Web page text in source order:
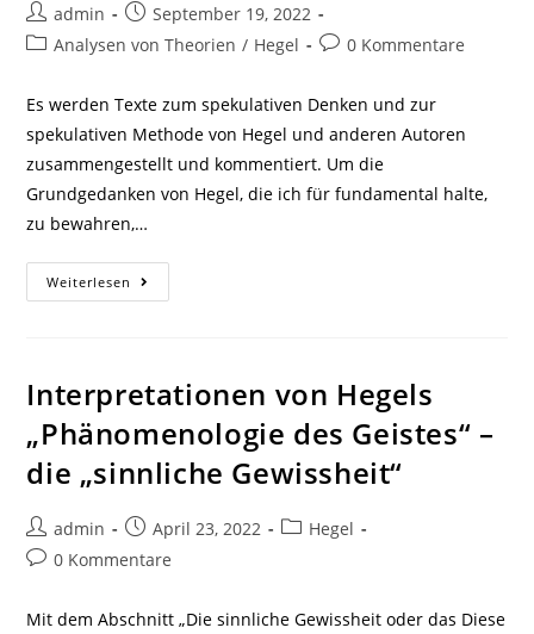
Beitrags-
Autor:
admin
Beitrag
veröffentlicht:
September 19, 2022
Beitrags-
Analysen von Theorien / Hegel
Beitrags-
0 Kommentare
Es werden Texte zum spekulativen Denken und zur
spekulativen Methode von Hegel und anderen Autoren
zusammengestellt und kommentiert. Um die
Grundgedanken von Hegel, die ich für fundamental halte,
zu bewahren,…
Weiterlesen Zum
Spekulativen
Methode
Bei
Interpretationen von Hegels
„Phänomenologie des Geistes“ –
die „sinnliche Gewissheit“
Beitrags-
Autor:
admin
Beitrag
veröffentlicht:
April 23, 2022
Beitrags-
Hegel
Beitrags-
0 Kommentare
Mit dem Abschnitt „Die sinnliche Gewissheit oder das Diese